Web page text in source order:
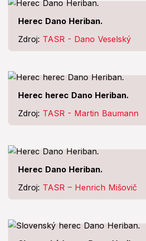
Herec Dano Heriban.
Zdroj: TASR - Dano Veselský
Herec herec Dano Heriban.
Zdroj: TASR - Martin Baumann
Herec Dano Heriban.
Zdroj: TASR – Henrich Mišovič